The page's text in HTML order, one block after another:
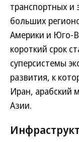
транспортных и
больших
Америки и Юго-
короткий срок
суперсистемы
развития, к
Иран, арабский
Азии.